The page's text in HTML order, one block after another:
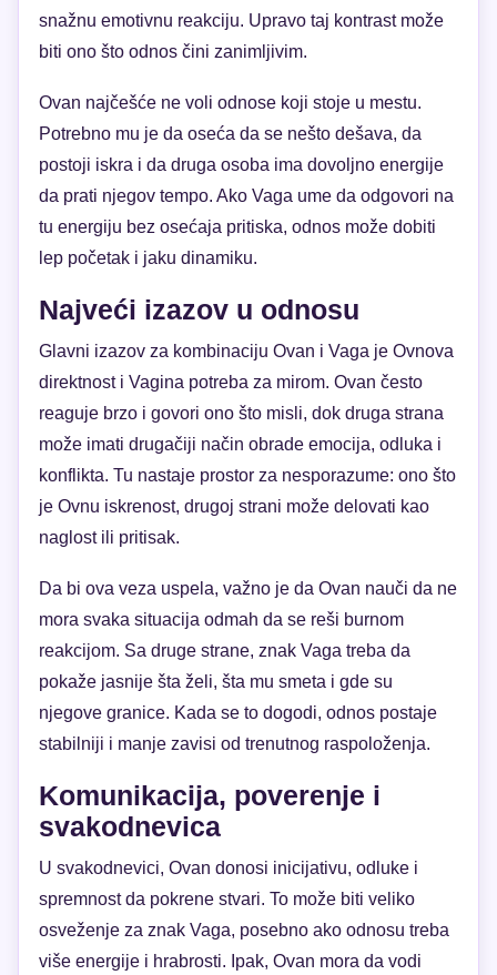
snažnu emotivnu reakciju. Upravo taj kontrast može
biti ono što odnos čini zanimljivim.
Ovan najčešće ne voli odnose koji stoje u mestu.
Potrebno mu je da oseća da se nešto dešava, da
postoji iskra i da druga osoba ima dovoljno energije
da prati njegov tempo. Ako Vaga ume da odgovori na
tu energiju bez osećaja pritiska, odnos može dobiti
lep početak i jaku dinamiku.
Najveći izazov u odnosu
Glavni izazov za kombinaciju Ovan i Vaga je Ovnova
direktnost i Vagina potreba za mirom. Ovan često
reaguje brzo i govori ono što misli, dok druga strana
može imati drugačiji način obrade emocija, odluka i
konflikta. Tu nastaje prostor za nesporazume: ono što
je Ovnu iskrenost, drugoj strani može delovati kao
naglost ili pritisak.
Da bi ova veza uspela, važno je da Ovan nauči da ne
mora svaka situacija odmah da se reši burnom
reakcijom. Sa druge strane, znak Vaga treba da
pokaže jasnije šta želi, šta mu smeta i gde su
njegove granice. Kada se to dogodi, odnos postaje
stabilniji i manje zavisi od trenutnog raspoloženja.
Komunikacija, poverenje i
svakodnevica
U svakodnevici, Ovan donosi inicijativu, odluke i
spremnost da pokrene stvari. To može biti veliko
osveženje za znak Vaga, posebno ako odnosu treba
više energije i hrabrosti. Ipak, Ovan mora da vodi